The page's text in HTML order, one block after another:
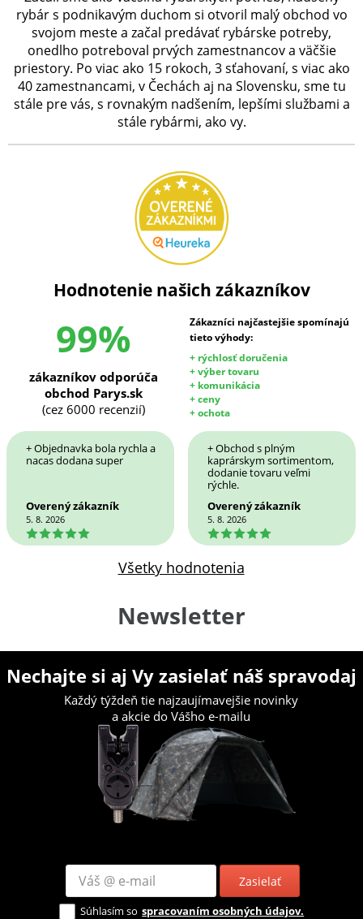
rybár s podnikavým duchom si otvoril malý obchod vo
svojom meste a začal predávať rybárske potreby,
onedlho potreboval prvých zamestnancov a väčšie
priestory. Po viac ako 15 rokoch, 3 sťahovaní, s viac ako
40 zamestnancami, v Čechách aj na Slovensku, sme tu
stále pre vás, s rovnakým nadšením, lepšími službami a
stále rybármi, ako vy.
Hodnotenie našich zákazníkov
99%
Zákazníci najčastejšie spomínajú
tieto výhody:
+ rýchlosť doručenia
+ výber tovaru
+ komunikácia
+ ceny
+ ochota
zákazníkov odporúča
obchod Parys.sk
(cez 6000 recenzií)
+ Objednavka bola rychla a
nacas dodana super
Overený zákazník
5. 8. 2026
5
+ Obchod s plným
kaprárskym sortimentom,
dodanie tovaru veľmi
rýchle.
Overený zákazník
5. 8. 2026
5
Všetky hodnotenia
Newsletter
Nechajte si aj Vy zasielať náš spravodaj
Každý týždeň tie najzaujímavejšie novinky
a akcie do Vášho e-mailu
Zasielať
Súhlasím so spracovaním osobných údajov.